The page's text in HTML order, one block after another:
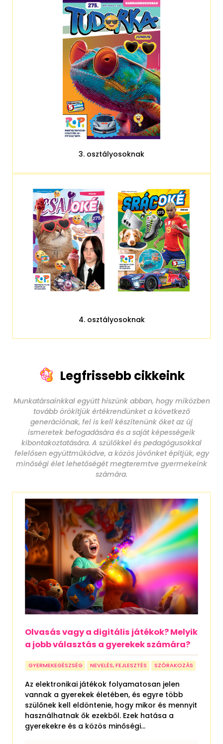
3. osztályosoknak
4. osztályosoknak
Legfrissebb cikkeink
Munkatársainkkal együtt hiszünk abban, hogy miközben
tovább örökítjük értékrendünket a következő
generációnak, fel is kell készítenünk őket az új
ismeretek befogadására és a saját képességeik
kibontakoztatására. A szülőkkel és pedagógusokkal
felelősen együttműködve, a közös jövőnket építjük, egy
minőségi élet lehetőségét megteremtve gyermekeink
számára.
Olvasás vagy a digitális játékok? Melyik
a jobb választás a gyerekek számára?
GYERMEKEGÉSZSÉG NEVELÉS, FEJLESZTÉS SZÓRAKOZÁS
Az elektronikai játékok folyamatosan jelen
vannak a gyerekek életében, és egyre több
szülőnek kell eldöntenie, hogy mikor és mennyit
használhatnak ők ezekből. Ezek hatása a
gyerekekre és a közös minőségi...